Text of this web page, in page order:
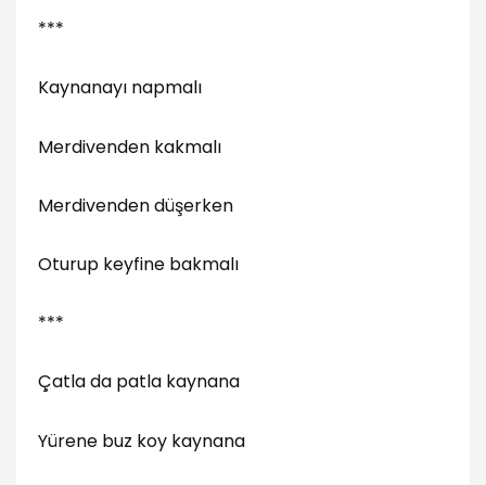
***
Kaynanayı napmalı
Merdivenden kakmalı
Merdivenden düşerken
Oturup keyfine bakmalı
***
Çatla da patla kaynana
Yürene buz koy kaynana